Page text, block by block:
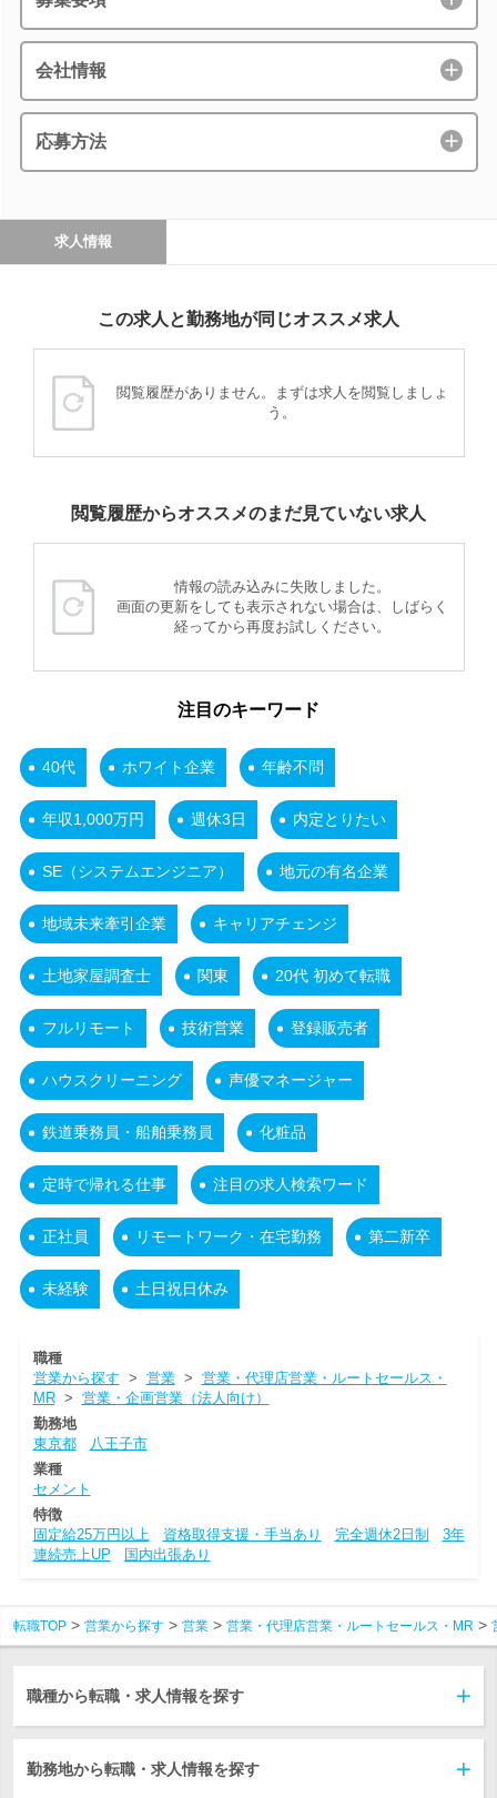
会社情報
応募方法
求人情報
この求人と勤務地が同じオススメ求人
閲覧履歴がありません。まずは求人を閲覧しましょ
う。
閲覧履歴からオススメのまだ見ていない求人
情報の読み込みに失敗しました。
画面の更新をしても表示されない場合は、しばらく
経ってから再度お試しください。
注目のキーワード
40代 ホワイト企業 年齢不問
年収1,000万円 週休3日 内定とりたい
SE（システムエンジニア） 地元の有名企業
地域未来牽引企業 キャリアチェンジ
土地家屋調査士 関東 20代 初めて転職
フルリモート 技術営業 登録販売者
ハウスクリーニング 声優マネージャー
鉄道乗務員・船舶乗務員 化粧品
定時で帰れる仕事 注目の求人検索ワード
正社員 リモートワーク・在宅勤務 第二新卒
未経験 土日祝日休み
職種
営業から探す > 営業> 営業・代理店営業・ルートセールス・
MR> 営業・企画営業（法人向け）
勤務地
東京都
八王子市
業種
セメント
特徴
固定給25万円以上
資格取得支援・手当あり 完全週休2日制
3年
連続売上UP
国内出張あり
転職TOP 営業から探す 営業 営業・代理店営業・ルートセールス・MR
職種から転職・求人情報を探す
勤務地から転職・求人情報を探す